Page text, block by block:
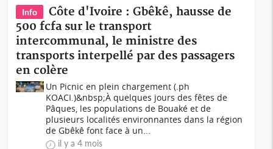
Info
Côte d'Ivoire : Gbêkê, hausse de
500 fcfa sur le transport
intercommunal, le ministre des
transports interpellé par des passagers
en colère
Un Picnic en plein chargement (.ph
KOACI.)&nbsp;À quelques jours des fêtes de
Pâques, les populations de Bouaké et de
plusieurs localités environnantes dans la région
de Gbêkê font face à un...
il y a 4 mois